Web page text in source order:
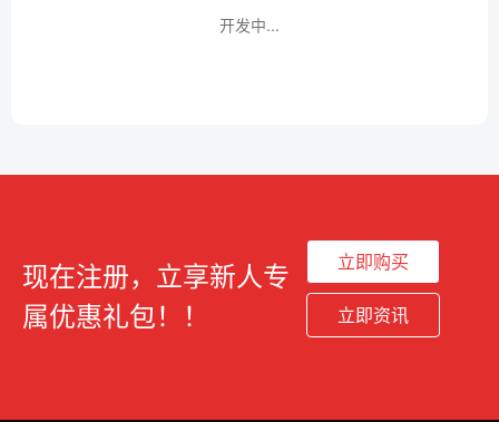
开发中...
现在注册，立享新人专
属优惠礼包！！
立即购买
立即资讯